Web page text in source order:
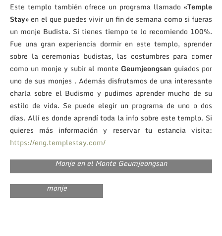
Este templo también ofrece un programa llamado «Temple
Stay» en el que puedes vivir un fin de semana como si fueras
un monje Budista. Si tienes tiempo te lo recomiendo 100%.
Fue una gran experiencia dormir en este templo, aprender
sobre la ceremonias budistas, las costumbres para comer
como un monje y subir al monte Geumjeongsan guiados por
uno de sus monjes . Además disfrutamos de una interesante
charla sobre el Budismo y pudimos aprender mucho de su
estilo de vida. Se puede elegir un programa de uno o dos
días. Allí es donde aprendí toda la info sobre este templo. Si
quieres más información y reservar tu estancia visita:
https://eng.templestay.com/
Monje en el Monte Geumjeongsan
Subimos al monte
monje